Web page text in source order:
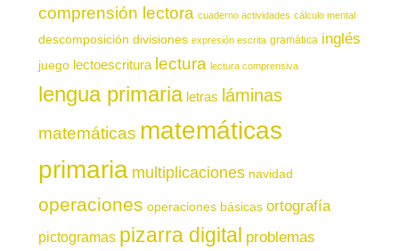
comprensión lectora cuaderno actividades cálculo mental
descomposición divisiones expresión escrita gramática inglés
juego lectoescritura lectura lectura comprensiva
lengua primaria letras láminas
matemáticas matemáticas
primaria multiplicaciones navidad
operaciones operaciones básicas ortografía
pictogramas pizarra digital problemas